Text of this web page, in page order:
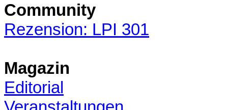
Community
Rezension: LPI 301
Magazin
Editorial